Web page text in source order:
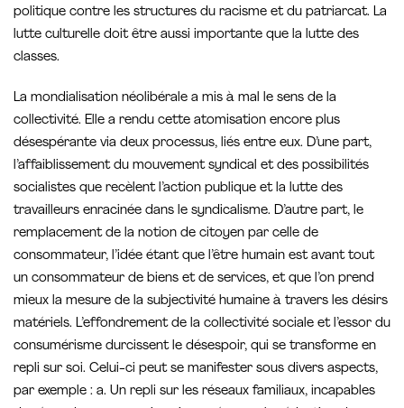
politique contre les structures du racisme et du patriarcat. La
lutte culturelle doit être aussi importante que la lutte des
classes.
La mondialisation néolibérale a mis à mal le sens de la
collectivité. Elle a rendu cette atomisation encore plus
désespérante via deux processus, liés entre eux. D’une part,
l’affaiblissement du mouvement syndical et des possibilités
socialistes que recèlent l’action publique et la lutte des
travailleurs enracinée dans le syndicalisme. D’autre part, le
remplacement de la notion de citoyen par celle de
consommateur, l’idée étant que l’être humain est avant tout
un consommateur de biens et de services, et que l’on prend
mieux la mesure de la subjectivité humaine à travers les désirs
matériels. L’effondrement de la collectivité sociale et l’essor du
consumérisme durcissent le désespoir, qui se transforme en
repli sur soi. Celui-ci peut se manifester sous divers aspects,
par exemple : a. Un repli sur les réseaux familiaux, incapables